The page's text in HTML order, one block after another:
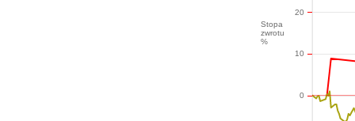
Stopa
zwrotu
%
0
10
20